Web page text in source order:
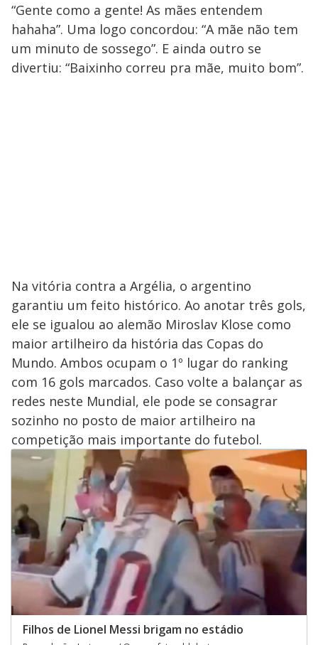
“Gente como a gente! As mães entendem
hahaha”. Uma logo concordou: “A mãe não tem
um minuto de sossego”. E ainda outro se
divertiu: “Baixinho correu pra mãe, muito bom”.
Na vitória contra a Argélia, o argentino
garantiu um feito histórico. Ao anotar três gols,
ele se igualou ao alemão Miroslav Klose como
maior artilheiro da história das Copas do
Mundo. Ambos ocupam o 1º lugar do ranking
com 16 gols marcados. Caso volte a balançar as
redes neste Mundial, ele pode se consagrar
sozinho no posto de maior artilheiro na
competição mais importante do futebol.
Filhos de Lionel Messi brigam no estádio